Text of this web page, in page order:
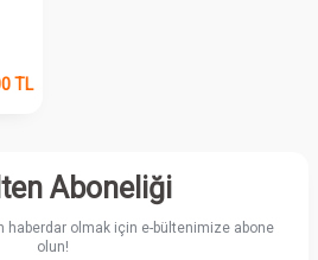
TL
Aboneliği
haberdar olmak için e-bültenimize abone
olun!